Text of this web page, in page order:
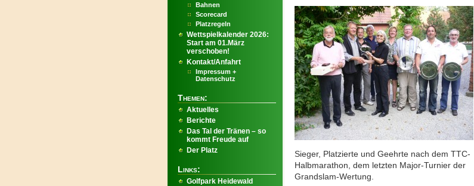
Sieger, Platzierte und Geehrte nach dem TTC-
Halbmarathon, dem letzten Major-Turnier der
Grandslam-Wertung.
Bahnen
Scorecard
Platzregeln
Wettspielkalender 2026:
Start am 01.März
verschoben!
Kontakt/Anfahrt
Impressum +
Datenschutz
Themen:
Aktuelles
Berichte
Das Tal der Tränen – so
kommt Freude auf
Der Platz
Links:
Golfpark Heidewald